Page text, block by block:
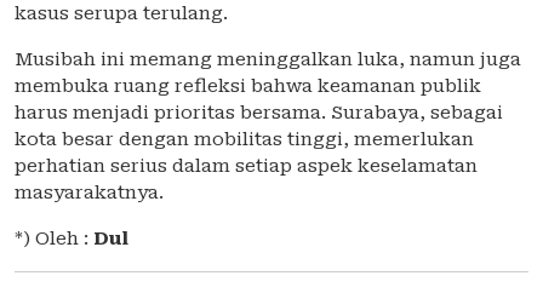
kasus serupa terulang.
Musibah ini memang meninggalkan luka, namun juga
membuka ruang refleksi bahwa keamanan publik
harus menjadi prioritas bersama. Surabaya, sebagai
kota besar dengan mobilitas tinggi, memerlukan
perhatian serius dalam setiap aspek keselamatan
masyarakatnya.
*) Oleh : Dul